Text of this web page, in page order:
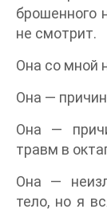
брошенного
не смотрит.
Она со мной
Она —
Она —
травм в
Она —
тело, но я